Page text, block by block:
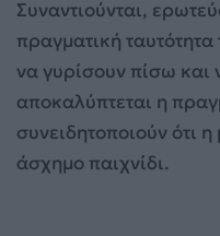
Συναντιούνται,
πραγματική
να γυρίσουν πίσω και
αποκαλύπτεται η
συνειδητοποιούν ότι
άσχημο παιχνίδι.